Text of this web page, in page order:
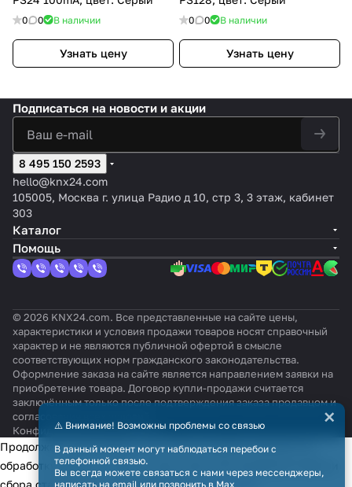
0 0 В наличии
Узнать цену
0 0 В наличии
Узнать цену
Подписаться на новости и акции
8 495 150 2593
hello@knx24.com
105005, Москва г. улица Радио д 10, стр 3, 3 этаж, кабинет
303
Каталог
Помощь
© 2026 KNX24.com. Все представленные на сайте цены,
характеристики и условия продажи товаров носят справочный
характер и не являются публичной офертой в смысле
соответствующих норм гражданского законодательства.
Оформление заказа на сайте является направлением заявки на
приобретение товара. Договор купли-продажи считается
заключённым только после подтверждения заказа продавцом и
согласования всех условий.
КонфиденциальностьОферта
⚠️ Внимание! Возможны проблемы со связью
В данный момент могут наблюдаться перебои с
телефонной связью.
Вы всегда можете связаться с нами через мессенджеры,
написать на email или позвонить в Max
×
Продолжая использовать наш сайт, вы даёте согласие на
обработку файлов cookie в целях функционирования сайта и
сбора статистики в соответствии сполитикой